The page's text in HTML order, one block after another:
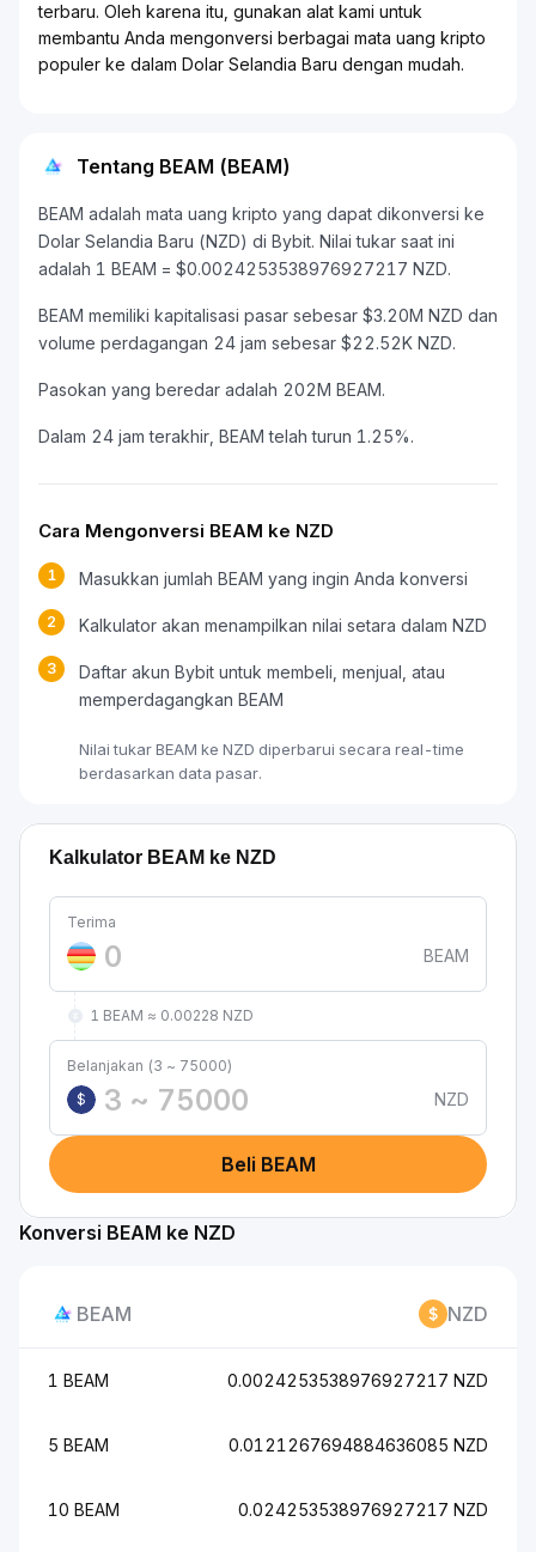
terbaru. Oleh karena itu, gunakan alat kami untuk
membantu Anda mengonversi berbagai mata uang kripto
populer ke dalam Dolar Selandia Baru dengan mudah.
Tentang BEAM (BEAM)
BEAM adalah mata uang kripto yang dapat dikonversi ke
Dolar Selandia Baru (NZD) di Bybit. Nilai tukar saat ini
adalah 1 BEAM = $0.0024253538976927217 NZD.
BEAM memiliki kapitalisasi pasar sebesar $3.20M NZD dan
volume perdagangan 24 jam sebesar $22.52K NZD.
Pasokan yang beredar adalah 202M BEAM.
Dalam 24 jam terakhir, BEAM telah turun 1.25%.
Cara Mengonversi BEAM ke NZD
1 Masukkan jumlah BEAM yang ingin Anda konversi
2 Kalkulator akan menampilkan nilai setara dalam NZD
3
Daftar akun Bybit untuk membeli, menjual, atau
memperdagangkan BEAM
Nilai tukar BEAM ke NZD diperbarui secara real-time
berdasarkan data pasar.
Kalkulator BEAM ke NZD
Terima
BEAM
1 BEAM ≈ 0.00228 NZD
Belanjakan (3 ~ 75000)
$
NZD
Beli BEAM
Konversi BEAM ke NZD
BEAM NZD
1 BEAM 0.0024253538976927217 NZD
5 BEAM 0.0121267694884636085 NZD
10 BEAM 0.024253538976927217 NZD